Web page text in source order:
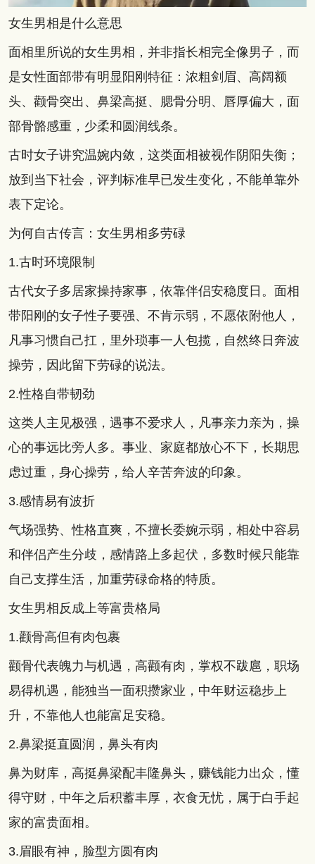
女生男相是什么意思
面相里所说的女生男相，并非指长相完全像男子，而
是女性面部带有明显阳刚特征：浓粗剑眉、高阔额
头、颧骨突出、鼻梁高挺、腮骨分明、唇厚偏大，面
部骨骼感重，少柔和圆润线条。
古时女子讲究温婉内敛，这类面相被视作阴阳失衡；
放到当下社会，评判标准早已发生变化，不能单靠外
表下定论。
为何自古传言：女生男相多劳碌
1.古时环境限制
古代女子多居家操持家事，依靠伴侣安稳度日。面相
带阳刚的女子性子要强、不肯示弱，不愿依附他人，
凡事习惯自己扛，里外琐事一人包揽，自然终日奔波
操劳，因此留下劳碌的说法。
2.性格自带韧劲
这类人主见极强，遇事不爱求人，凡事亲力亲为，操
心的事远比旁人多。事业、家庭都放心不下，长期思
虑过重，身心操劳，给人辛苦奔波的印象。
3.感情易有波折
气场强势、性格直爽，不擅长委婉示弱，相处中容易
和伴侣产生分歧，感情路上多起伏，多数时候只能靠
自己支撑生活，加重劳碌命格的特质。
女生男相反成上等富贵格局
1.颧骨高但有肉包裹
颧骨代表魄力与机遇，高颧有肉，掌权不跋扈，职场
易得机遇，能独当一面积攒家业，中年财运稳步上
升，不靠他人也能富足安稳。
2.鼻梁挺直圆润，鼻头有肉
鼻为财库，高挺鼻梁配丰隆鼻头，赚钱能力出众，懂
得守财，中年之后积蓄丰厚，衣食无忧，属于白手起
家的富贵面相。
3.眉眼有神，脸型方圆有肉